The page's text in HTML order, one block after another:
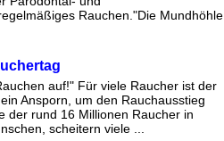
Rauchen."Die Mundhöhle
auf!" Für viele Raucher ist der
Ansporn, um den Rauchausstieg
der rund 16 Millionen Raucher in
scheitern viele ...